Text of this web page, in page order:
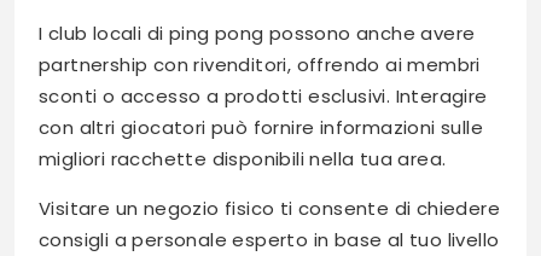
I club locali di ping pong possono anche avere
partnership con rivenditori, offrendo ai membri
sconti o accesso a prodotti esclusivi. Interagire
con altri giocatori può fornire informazioni sulle
migliori racchette disponibili nella tua area.
Visitare un negozio fisico ti consente di chiedere
consigli a personale esperto in base al tuo livello